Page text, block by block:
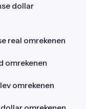
dollar
real omrekenen
omrekenen
omrekenen